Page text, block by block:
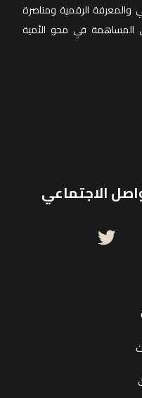
والمعرفة الرقمية ومناصرة
المساهمة في محو الأمية
الاجتماعي